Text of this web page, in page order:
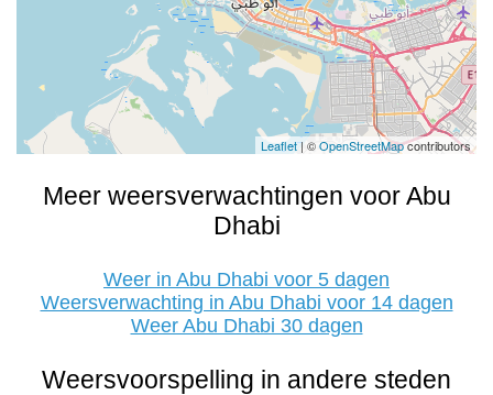
Leaflet| ©OpenStreetMapcontributors
Meer weersverwachtingen voor Abu
Dhabi
Weer in Abu Dhabi voor 5 dagen
Weersverwachting in Abu Dhabi voor 14 dagen
Weer Abu Dhabi 30 dagen
Weersvoorspelling in andere steden